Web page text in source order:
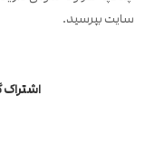
سایت بپرسید.
اشتراک